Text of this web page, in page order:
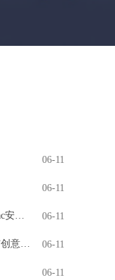
06-11
06-11
WPS办公软件官方下载指南：Windows与Mac安装全解析 06-11
WPS字体库免费下载教程：一键使用技巧与创意设计 06-11
06-11